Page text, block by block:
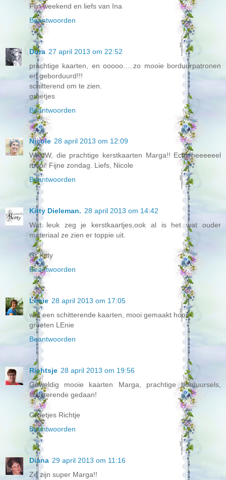
Fijn weekend en liefs van Ina
Beantwoorden
Dora 27 april 2013 om 22:52
prachtige kaarten, en ooooo.....zo mooie borduurpatronen
en geborduurd!!!
schitterend om te zien.
groetjes
Beantwoorden
Nicole 28 april 2013 om 12:09
WAUW, die prachtige kerstkaarten Marga!! Echt heeeeeel
mooi! Fijne zondag. Liefs, Nicole
Beantwoorden
Kitty Dieleman. 28 april 2013 om 14:42
Wat leuk zeg je kerstkaartjes,ook al is het wat ouder
materiaal ze zien er toppie uit.
Gr Kitty
Beantwoorden
Lenie 28 april 2013 om 17:05
wat een schitterende kaarten, mooi gemaakt hoor.
groeten LEnie
Beantwoorden
Richtsje 28 april 2013 om 19:56
Geweldig mooie kaarten Marga, prachtige borduursels,
schitterende gedaan!
Groetjes Richtje
Beantwoorden
Diana 29 april 2013 om 11:16
Ze zijn super Marga!!